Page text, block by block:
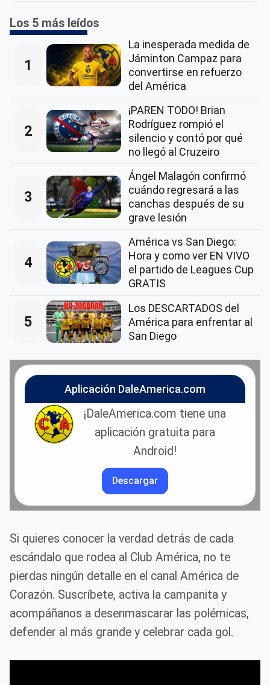
Los 5 más leídos
1
La inesperada medida de
Jáminton Campaz para
convertirse en refuerzo
del América
2
¡PAREN TODO! Brian
Rodríguez rompió el
silencio y contó por qué
no llegó al Cruzeiro
3
Ángel Malagón confirmó
cuándo regresará a las
canchas después de su
grave lesión
4
América vs San Diego:
Hora y como ver EN VIVO
el partido de Leagues Cup
GRATIS
5
Los DESCARTADOS del
América para enfrentar al
San Diego
Aplicación DaleAmerica.com
¡DaleAmerica.com tiene una
aplicación gratuita para
Android!
Descargar
Si quieres conocer la verdad detrás de cada
escándalo que rodea al Club América, no te
pierdas ningún detalle en el canal América de
Corazón. Suscríbete, activa la campanita y
acompáñanos a desenmascarar las polémicas,
defender al más grande y celebrar cada gol.